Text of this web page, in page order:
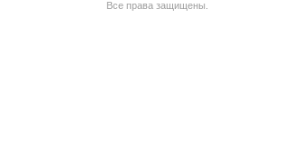
Все права защищены.